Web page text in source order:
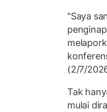
"Saya
(2/7/
Tak
mulai